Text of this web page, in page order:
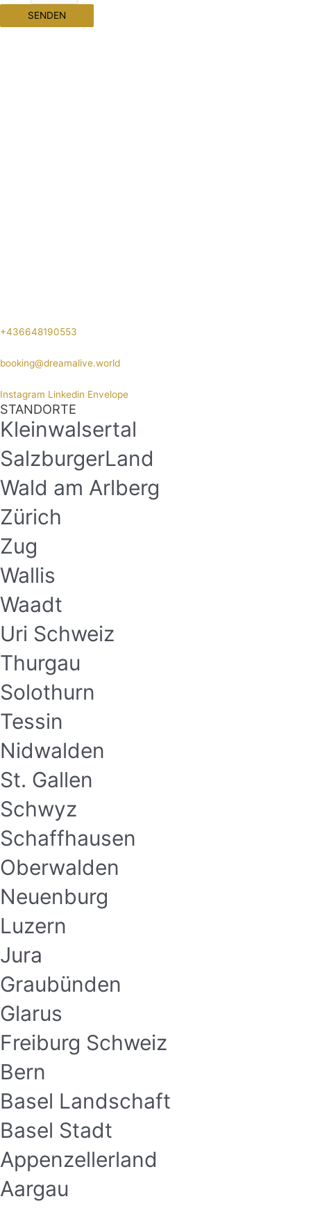
SENDEN
+436648190553
booking@dreamalive.world
Instagram Linkedin Envelope
STANDORTE
Kleinwalsertal
SalzburgerLand
Wald am Arlberg
Zürich
Zug
Wallis
Waadt
Uri Schweiz
Thurgau
Solothurn
Tessin
Nidwalden
St. Gallen
Schwyz
Schaffhausen
Oberwalden
Neuenburg
Luzern
Jura
Graubünden
Glarus
Freiburg Schweiz
Bern
Basel Landschaft
Basel Stadt
Appenzellerland
Aargau